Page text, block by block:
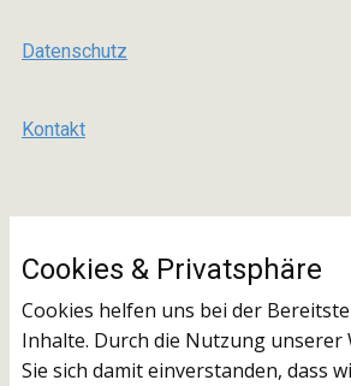
Datenschutz
Kontakt
Cookies & ​Privatsphäre
Cookies helfen uns bei der
Inhalte. Durch die Nutzung unserer
Sie sich damit einverstanden, dass